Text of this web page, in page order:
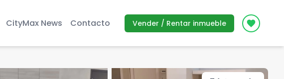
CityMax News Contacto Vender / Rentar inmueble Icon